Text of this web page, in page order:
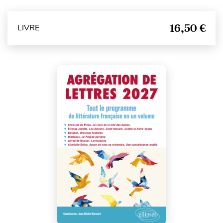
LIVRE 16,50 €